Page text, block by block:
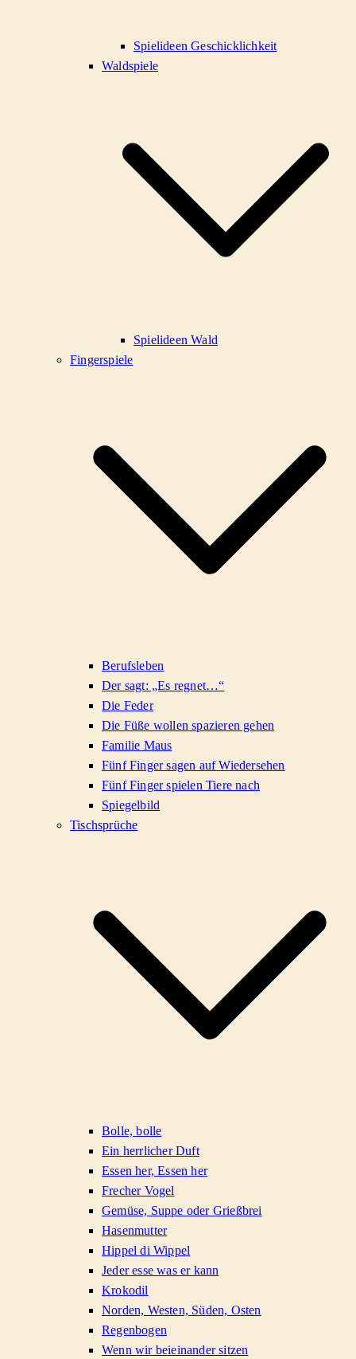
Spielideen Geschicklichkeit
Waldspiele
Spielideen Wald
Fingerspiele
Berufsleben
Der sagt: „Es regnet…“
Die Feder
Die Füße wollen spazieren gehen
Familie Maus
Fünf Finger sagen auf Wiedersehen
Fünf Finger spielen Tiere nach
Spiegelbild
Tischsprüche
Bolle, bolle
Ein herrlicher Duft
Essen her, Essen her
Frecher Vogel
Gemüse, Suppe oder Grießbrei
Hasenmutter
Hippel di Wippel
Jeder esse was er kann
Krokodil
Norden, Westen, Süden, Osten
Regenbogen
Wenn wir beieinander sitzen